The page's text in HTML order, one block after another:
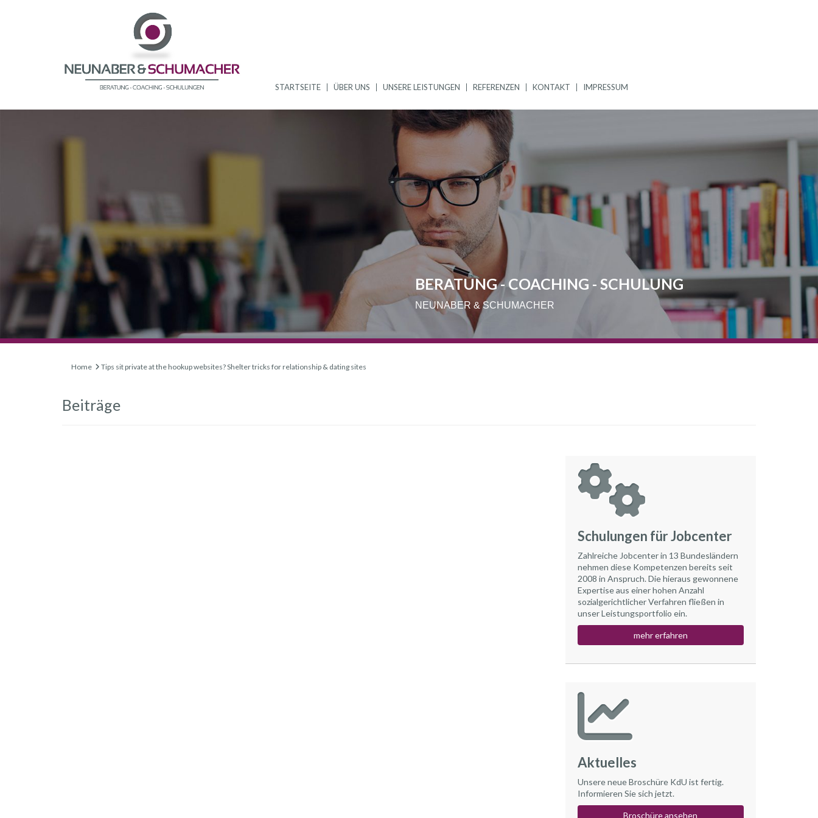
STARTSEITE ÜBER UNS UNSERE LEISTUNGEN REFERENZEN KONTAKT IMPRESSUM
BERATUNG - COACHING - SCHULUNG
NEUNABER & SCHUMACHER
Home Tips sit private at the hookup websites? Shelter tricks for relationship & dating sites
Beiträge
Schulungen für Jobcenter
Zahlreiche Jobcenter in 13 Bundesländern
nehmen diese Kompetenzen bereits seit
2008 in Anspruch. Die hieraus gewonnene
Expertise aus einer hohen Anzahl
sozialgerichtlicher Verfahren fließen in
unser Leistungsportfolio ein.
mehr erfahren
Aktuelles
Unsere neue Broschüre KdU ist fertig.
Informieren Sie sich jetzt.
Broschüre ansehen